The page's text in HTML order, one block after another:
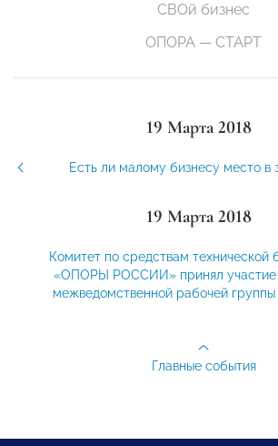
СВОй бизнес
ОПОРА — СТАРТ
19 Марта 2018
Есть ли малому бизнесу место в
19 Марта 2018
Комитет по средствам технической
«ОПОРЫ РОССИИ» принял участие
межведомственной рабочей
Главные события